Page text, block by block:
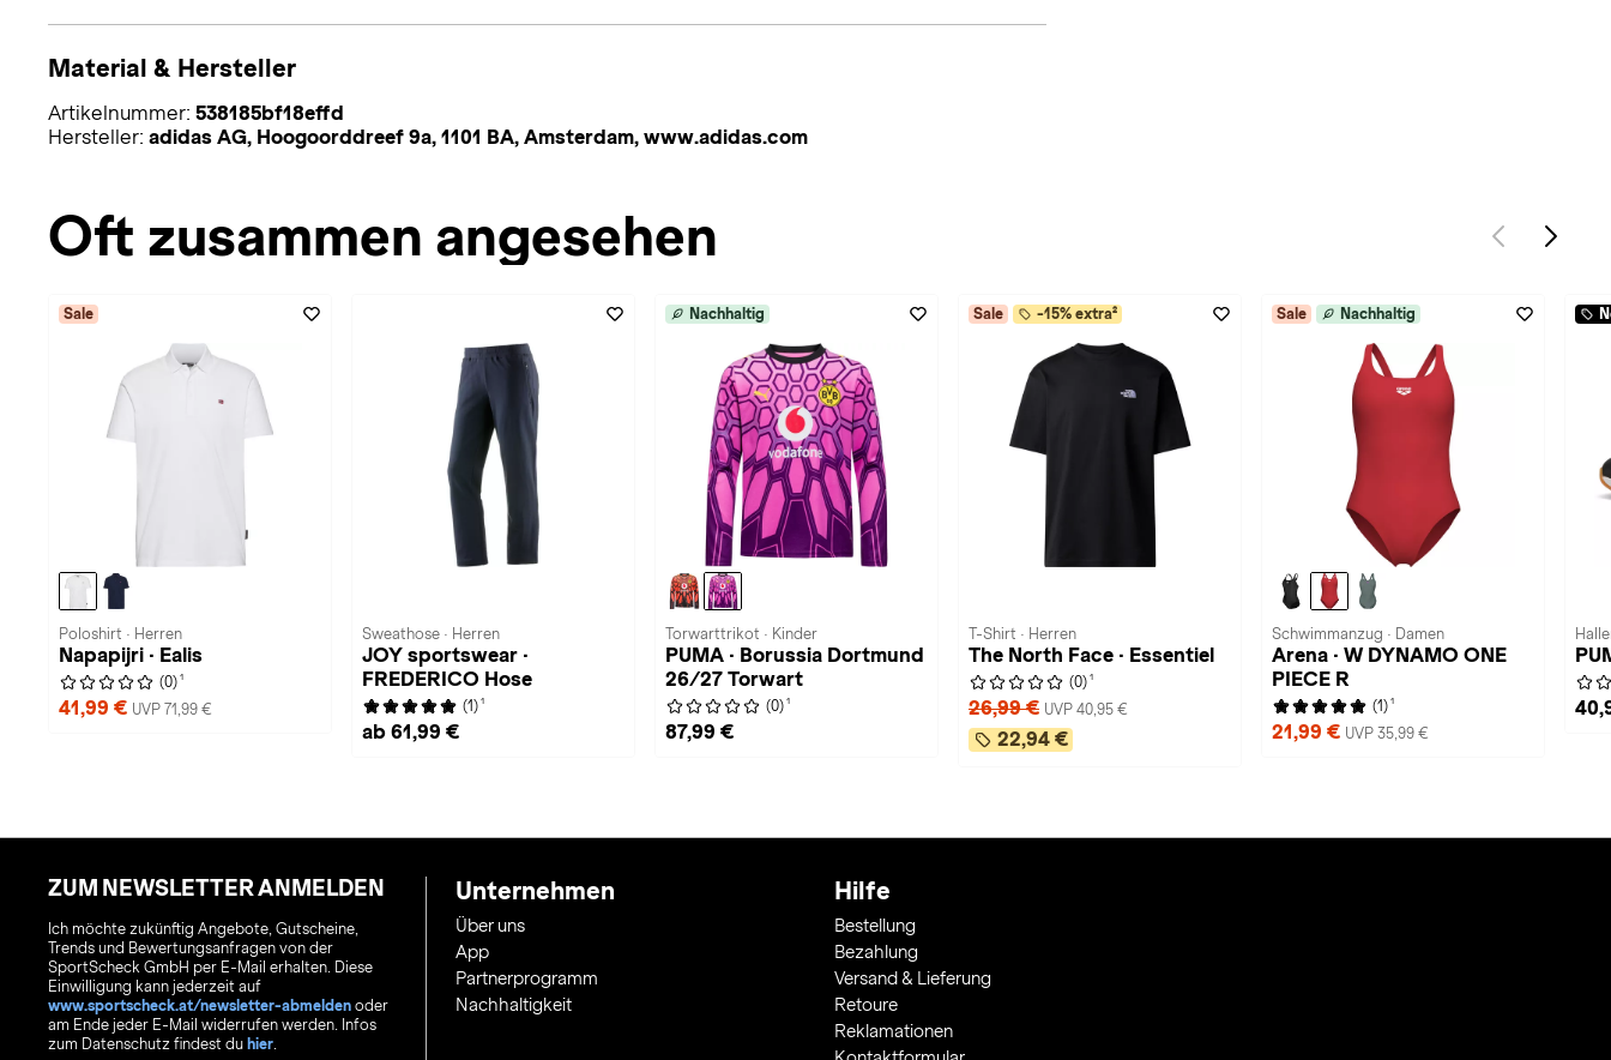
Material & Hersteller
Artikelnummer: 538185bf18effd
Hersteller: adidas AG, Hoogoorddreef 9a, 1101 BA, Amsterdam, www.adidas.com
Oft zusammen angesehen
Sale
Poloshirt · Herren
Napapijri · Ealis
(0) 1
41,99 € UVP 71,99 €
Sweathose · Herren
JOY sportswear ·
FREDERICO Hose
(1) 1
ab 61,99 €
Nachhaltig
Torwarttrikot · Kinder
PUMA · Borussia Dortmund
26/27 Torwart
(0) 1
87,99 €
Sale -15% extra²
T-Shirt · Herren
The North Face · Essentiel
(0) 1
26,99 € UVP 40,95 €
22,94 €
Sale Nachhaltig
Schwimmanzug · Damen
Arena · W DYNAMO ONE
PIECE R
(1) 1
21,99 € UVP 35,99 €
ZUM NEWSLETTER ANMELDEN
Ich möchte zukünftig Angebote, Gutscheine,
Trends und Bewertungsanfragen von der
SportScheck GmbH per E-Mail erhalten. Diese
Einwilligung kann jederzeit auf
www.sportscheck.at/newsletter-abmelden oder
am Ende jeder E-Mail widerrufen werden. Infos
zum Datenschutz findest du hier.
Unternehmen
Über uns
App
Partnerprogramm
Nachhaltigkeit
Hilfe
Bestellung
Bezahlung
Versand & Lieferung
Retoure
Reklamationen